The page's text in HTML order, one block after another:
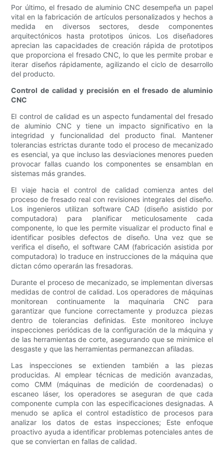
Por último, el fresado de aluminio CNC desempeña un papel
vital en la fabricación de artículos personalizados y hechos a
medida en diversos sectores, desde componentes
arquitectónicos hasta prototipos únicos. Los diseñadores
aprecian las capacidades de creación rápida de prototipos
que proporciona el fresado CNC, lo que les permite probar e
iterar diseños rápidamente, agilizando el ciclo de desarrollo
del producto.
Control de calidad y precisión en el fresado de aluminio
CNC
El control de calidad es un aspecto fundamental del fresado
de aluminio CNC y tiene un impacto significativo en la
integridad y funcionalidad del producto final. Mantener
tolerancias estrictas durante todo el proceso de mecanizado
es esencial, ya que incluso las desviaciones menores pueden
provocar fallas cuando los componentes se ensamblan en
sistemas más grandes.
El viaje hacia el control de calidad comienza antes del
proceso de fresado real con revisiones integrales del diseño.
Los ingenieros utilizan software CAD (diseño asistido por
computadora) para planificar meticulosamente cada
componente, lo que les permite visualizar el producto final e
identificar posibles defectos de diseño. Una vez que se
verifica el diseño, el software CAM (fabricación asistida por
computadora) lo traduce en instrucciones de la máquina que
dictan cómo operarán las fresadoras.
Durante el proceso de mecanizado, se implementan diversas
medidas de control de calidad. Los operadores de máquinas
monitorean continuamente la maquinaria CNC para
garantizar que funcione correctamente y produzca piezas
dentro de tolerancias definidas. Este monitoreo incluye
inspecciones periódicas de la configuración de la máquina y
de las herramientas de corte, asegurando que se minimice el
desgaste y que las herramientas permanezcan afiladas.
Las inspecciones se extienden también a las piezas
producidas. Al emplear técnicas de medición avanzadas,
como CMM (máquinas de medición de coordenadas) o
escaneo láser, los operadores se aseguran de que cada
componente cumpla con las especificaciones designadas. A
menudo se aplica el control estadístico de procesos para
analizar los datos de estas inspecciones; Este enfoque
proactivo ayuda a identificar problemas potenciales antes de
que se conviertan en fallas de calidad.